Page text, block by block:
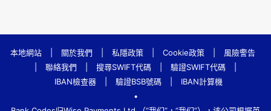
本地網站 關於我們 私隱政策 Cookie政策
風險警告
聯絡我們 搜尋SWIFT代碼 驗證SWIFT代碼
IBAN檢查器
驗證BSB號碼
IBAN計算機
•